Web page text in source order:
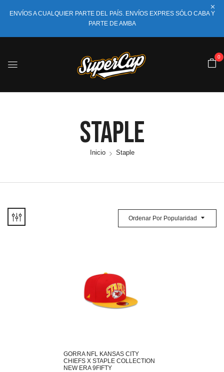
ENVÍOS A CUALQUIER PARTE DEL PAÍS. ENVÍOS EXPRES SÓLO CABA Y
PARTE DE AMBA
0
Staple
Inicio Staple
Ordenar Por Popularidad
GORRA NFL KANSAS CITY
CHIEFS X STAPLE COLLECTION
NEW ERA 9FIFTY